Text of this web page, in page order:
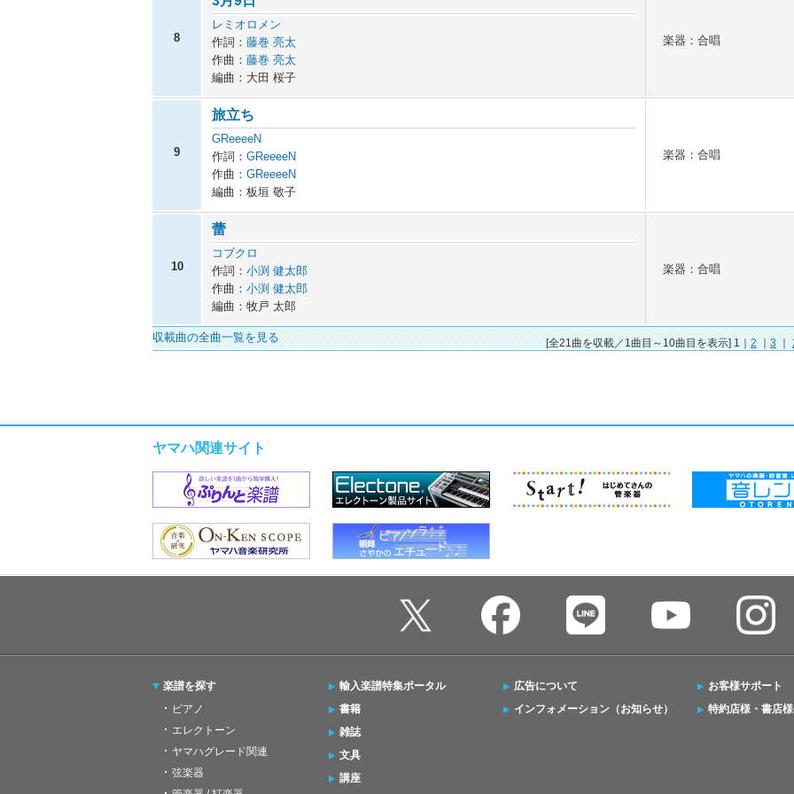
8
レミオロメン
作詞： 藤巻 亮太
作曲： 藤巻 亮太
編曲：大田 桜子
楽器：合唱
9
旅立ち
GReeeeN
作詞： GReeeeN
作曲： GReeeeN
編曲：板垣 敬子
楽器：合唱
10
蕾
コブクロ
作詞： 小渕 健太郎
作曲： 小渕 健太郎
編曲：牧戸 太郎
楽器：合唱
収載曲の全曲一覧を見る [全21曲を収載／1曲目～10曲目を表示] 1｜ 2 ｜ 3 ｜
ヤマハ関連サイト
楽譜を探す
ピアノ
エレクトーン
ヤマハグレード関連
弦楽器
輸入楽譜特集ポータル
書籍
雑誌
文具
講座
広告について
インフォメーション（お知らせ）
お客様サポート
特約店様・書店